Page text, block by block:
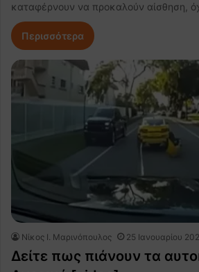
καταφέρνουν να προκαλούν αίσθηση,
Περισσότερα
Nίκος Ι. Mαρινόπουλος 25 Ιανουαρίου
Δείτε πως πιάνουν τα